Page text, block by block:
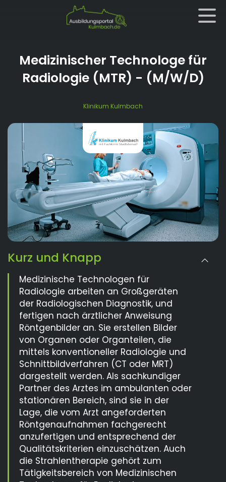
Medizinischer Technologe für
Radiologie (MTR) - (M/W/D)
Klinikum Kulmbach
Kurz und Knapp
Medizinische Technologen für
Radiologie arbeiten an Großgeräten
der Radiologischen Diagnostik, und
fertigen nach ärztlicher Anweisung
Röntgenbilder an. Sie erstellen Bilder
von Organen oder Organteilen, die
mittels konventioneller Radiologie und
Schnittbildverfahren (CT oder MRT)
dargestellt werden. Als sachkundiger
Partner des Arztes im ambulanten oder
stationären Bereich, sind sie in der
Lage, die vom Arzt angeforderten
Röntgenaufnahmen fachgerecht
anzufertigen und entsprechend der
Qualitätskriterien einzuschätzen. Auch
die Strahlentherapie gehört zum
Tätigkeitsbereich von Medizinischen